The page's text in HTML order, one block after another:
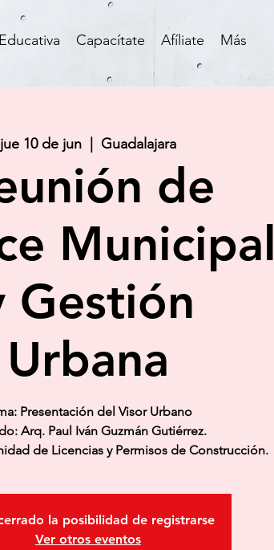
Capacítate Afíliate Más
jue 10 de jun
  |
Guadalajara
de
Municipal
Gestión
Urbana
Presentación del Visor Urbano
Arq. Paul Iván Guzmán Gutiérrez.
de Licencias y Permisos de Construcción.
la posibilidad de registrarse
Ver otros eventos